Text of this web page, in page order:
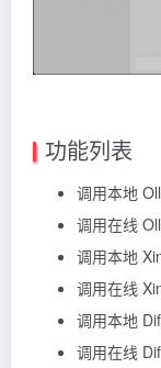
功能列表
调用本地
调用在线
调用本地
调用在线
调用本地
调用在线